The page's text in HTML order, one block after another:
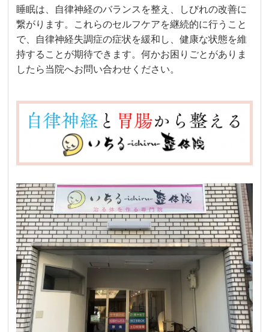
睡眠は、自律神経のバランスを整え、しびれの改善に
繋がります。これらのセルフケアを継続的に行うこと
で、自律神経失調症の症状を緩和し、健康な状態を維
持することが期待できます。何かお困りごとがありま
したら当院へお問い合わせください。